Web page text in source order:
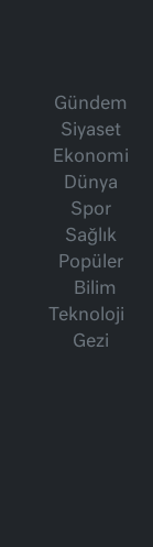
Gündem
Siyaset
Ekonomi
Dünya
Spor
Sağlık
Popüler
Bilim
Teknoloji
Gezi